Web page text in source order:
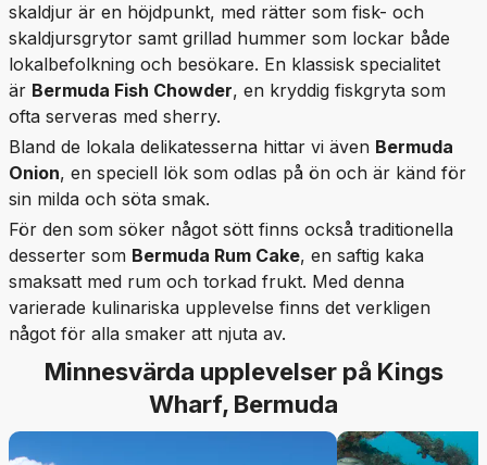
skaldjur är en höjdpunkt, med rätter som fisk- och
skaldjursgrytor samt grillad hummer som lockar både
lokalbefolkning och besökare. En klassisk specialitet
är Bermuda Fish Chowder, en kryddig fiskgryta som
ofta serveras med sherry.
Bland de lokala delikatesserna hittar vi även Bermuda
Onion, en speciell lök som odlas på ön och är känd för
sin milda och söta smak.
För den som söker något sött finns också traditionella
desserter som Bermuda Rum Cake, en saftig kaka
smaksatt med rum och torkad frukt. Med denna
varierade kulinariska upplevelse finns det verkligen
något för alla smaker att njuta av.
Minnesvärda upplevelser på Kings
Wharf, Bermuda